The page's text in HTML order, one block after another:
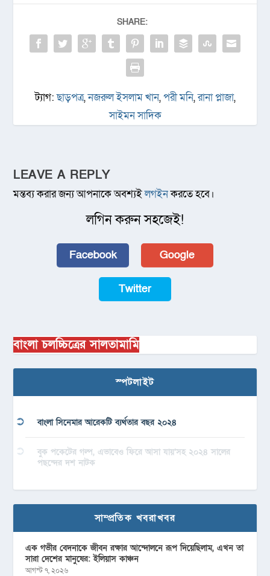
SHARE:
ট্যাগ:ছাড়পত্র,নজরুল ইসলাম খান,পরী মনি,রানা প্লাজা,
সাইমন সাদিক
LEAVE A REPLY
মন্তব্য করার জন্য আপনাকে অবশ্যইলগইনকরতে হবে।
লগিন করুন সহজেই!
Facebook Google
Twitter
বাংলা চলচ্চিত্রের সালতামামি
স্পটলাইট
বাংলা সিনেমার আরেকটি ব্যর্থতার বছর ২০২৪
বুক পকেটের গল্প, এভাবেও ফিরে আসা যায়’সহ ২০২৪ সালের
পছন্দের দশ নাটক
সাম্প্রতিক খবরাখবর
এক গভীর বেদনাকে জীবন রক্ষার আন্দোলনে রূপ দিয়েছিলাম, এখন তা
সারা দেশের মানুষের: ইলিয়াস কাঞ্চন
আগস্ট ৭, ২০২৬